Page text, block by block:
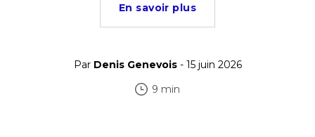
En savoir plus
Par Denis Genevois- 15 juin 2026
9 min